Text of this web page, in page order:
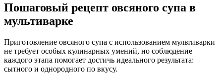
Пошаговый рецепт овсяного супа в
мультиварке
Приготовление овсяного супа с использованием мультиварки
не требует особых кулинарных умений, но соблюдение
каждого этапа помогает достичь идеального результата:
сытного и однородного по вкусу.